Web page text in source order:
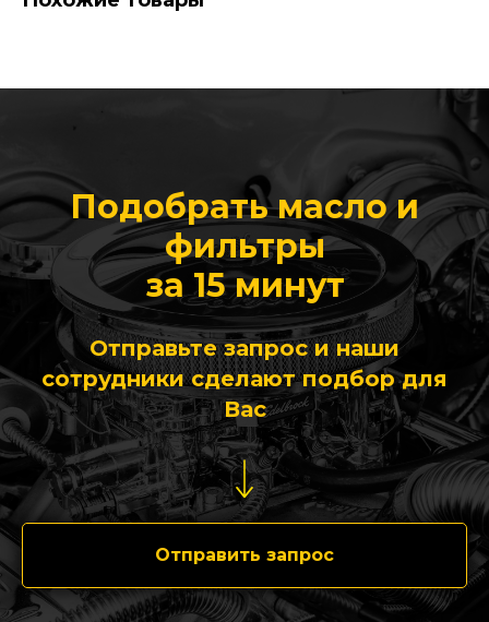
Подобрать масло и
фильтры
за 15 минут
Отправьте запрос и наши
сотрудники сделают подбор для
Вас
Отправить запрос